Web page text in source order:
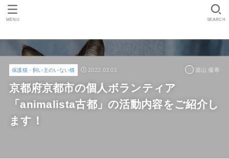
SEARCH
MENU
保護猫・飼い主のいない猫 2022.03.01 築山 優希
京都府京都市の個人ボランティア
「animalista古都」の活動内容をご紹介し
ます！